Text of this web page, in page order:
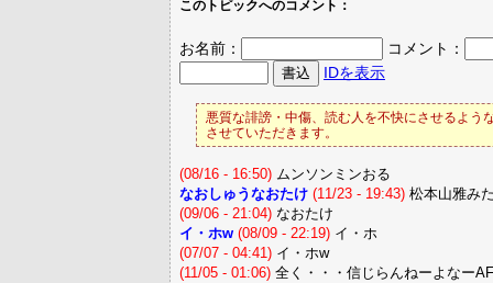
このトピックへのコメント：
お名前：
コメント：
IDを表示
悪質な誹謗・中傷、読む人を不快にさせるよう
させていただきます。
(08/16 - 16:50) ムンソンミンおる
なおしゅうなおたけ (11/23 - 19:43) 松本山雅み
(09/06 - 21:04) なおたけ
イ・ホw (08/09 - 22:19) イ・ホ
(07/07 - 04:41) イ・ホw
(11/05 - 01:06) 全く・・・信じらんねーよなー